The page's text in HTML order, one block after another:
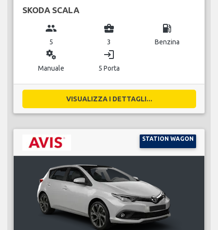
SKODA SCALA
group
5
business_center
3
local_gas_station
Benzina
miscellaneous_services
Manuale
login
5 Porta
VISUALIZZA I DETTAGLI...
STATION WAGON